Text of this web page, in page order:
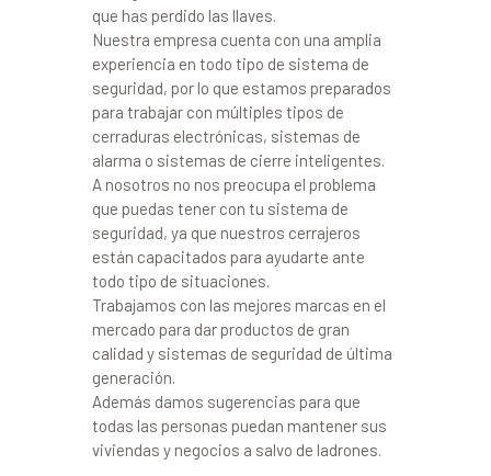
que has perdido las llaves.
Nuestra empresa cuenta con una amplia
experiencia en todo tipo de sistema de
seguridad, por lo que estamos preparados
para trabajar con múltiples tipos de
cerraduras electrónicas, sistemas de
alarma o sistemas de cierre inteligentes.
A nosotros no nos preocupa el problema
que puedas tener con tu sistema de
seguridad, ya que nuestros cerrajeros
están capacitados para ayudarte ante
todo tipo de situaciones.
Trabajamos con las mejores marcas en el
mercado para dar productos de gran
calidad y sistemas de seguridad de última
generación.
Además damos sugerencias para que
todas las personas puedan mantener sus
viviendas y negocios a salvo de ladrones.